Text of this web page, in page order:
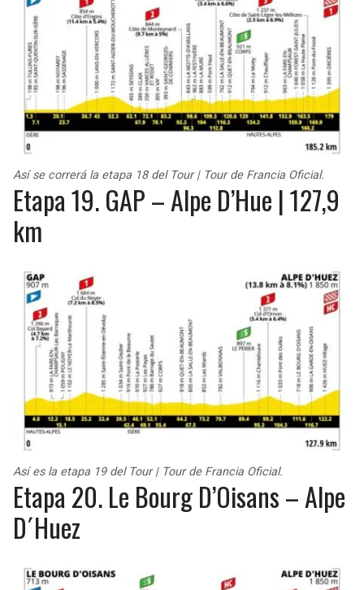
Así se correrá la etapa 18 del Tour | Tour de Francia Oficial.
Etapa 19. GAP – Alpe D’Hue | 127,9
km
Así es la etapa 19 del Tour | Tour de Francia Oficial.
Etapa 20. Le Bourg D’Oisans – Alpe
D´Huez